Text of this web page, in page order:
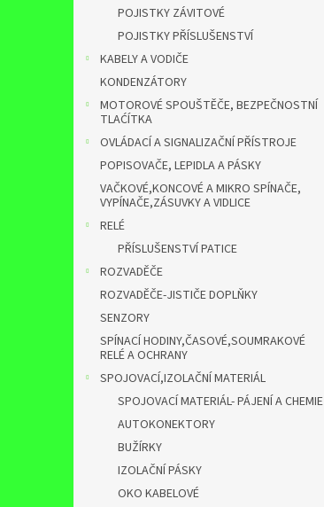
POJISTKY ZÁVITOVÉ
POJISTKY PŘÍSLUŠENSTVÍ
KABELY A VODIČE
KONDENZÁTORY
MOTOROVÉ SPOUŠTĚČE, BEZPEČNOSTNÍ
TLAĆÍTKA
OVLÁDACÍ A SIGNALIZAČNÍ PŘÍSTROJE
POPISOVAČE, LEPIDLA A PÁSKY
VAČKOVÉ,KONCOVÉ A MIKRO SPÍNAČE,
VYPÍNAČE,ZÁSUVKY A VIDLICE
RELÉ
PŘÍSLUŠENSTVÍ PATICE
ROZVADĚČE
ROZVADĚČE-JISTIČE DOPLŇKY
SENZORY
SPÍNACÍ HODINY,ČASOVÉ,SOUMRAKOVÉ
RELÉ A OCHRANY
SPOJOVACÍ,IZOLAČNÍ MATERIÁL
SPOJOVACÍ MATERIÁL- PÁJENÍ A CHEMIE
AUTOKONEKTORY
BUŽÍRKY
IZOLAČNÍ PÁSKY
OKO KABELOVÉ